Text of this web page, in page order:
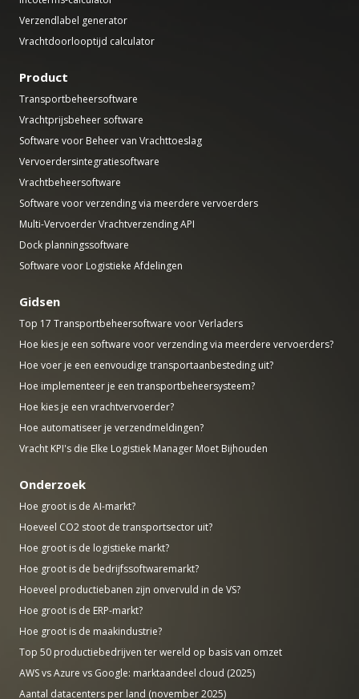
Verzendlabel generator
Vrachtdoorlooptijd calculator
Product
Transportbeheersoftware
Vrachtprijsbeheer software
Software voor Beheer van Vrachttoeslag
Vervoerdersintegratiesoftware
Vrachtbeheersoftware
Software voor verzending via meerdere vervoerders
Multi-Vervoerder Vrachtverzending API
Dock planningssoftware
Software voor Logistieke Afdelingen
Gidsen
Top 17 Transportbeheersoftware voor Verladers
Hoe kies je een software voor verzending via meerdere vervoerders?
Hoe voer je een eenvoudige transportaanbesteding uit?
Hoe implementeer je een transportbeheersysteem?
Hoe kies je een vrachtvervoerder?
Hoe automatiseer je verzendmeldingen?
Vracht KPI's die Elke Logistiek Manager Moet Bijhouden
Onderzoek
Hoe groot is de AI-markt?
Hoeveel CO2 stoot de transportsector uit?
Hoe groot is de logistieke markt?
Hoe groot is de bedrijfssoftwaremarkt?
Hoeveel productiebanen zijn onvervuld in de VS?
Hoe groot is de ERP-markt?
Hoe groot is de maakindustrie?
Top 50 productiebedrijven ter wereld op basis van omzet
AWS vs Azure vs Google: marktaandeel cloud (2025)
Aantal datacenters per land (november 2025)